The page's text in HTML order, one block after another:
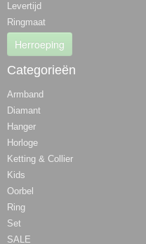
Levertijd
Ringmaat
Herroeping
Categorieën
Armband
Diamant
Hanger
Horloge
Ketting & Collier
Kids
Oorbel
Ring
Set
SALE